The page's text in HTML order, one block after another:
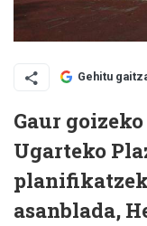
Gehitu
Gaur
Ugarteko
asanblada,